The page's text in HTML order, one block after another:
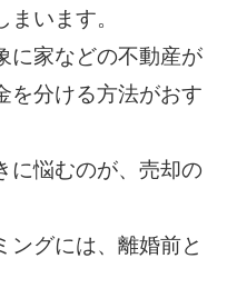
います。
に家などの不動産が
を分ける方法がおす
に悩むのが、売却の
ングには、離婚前と